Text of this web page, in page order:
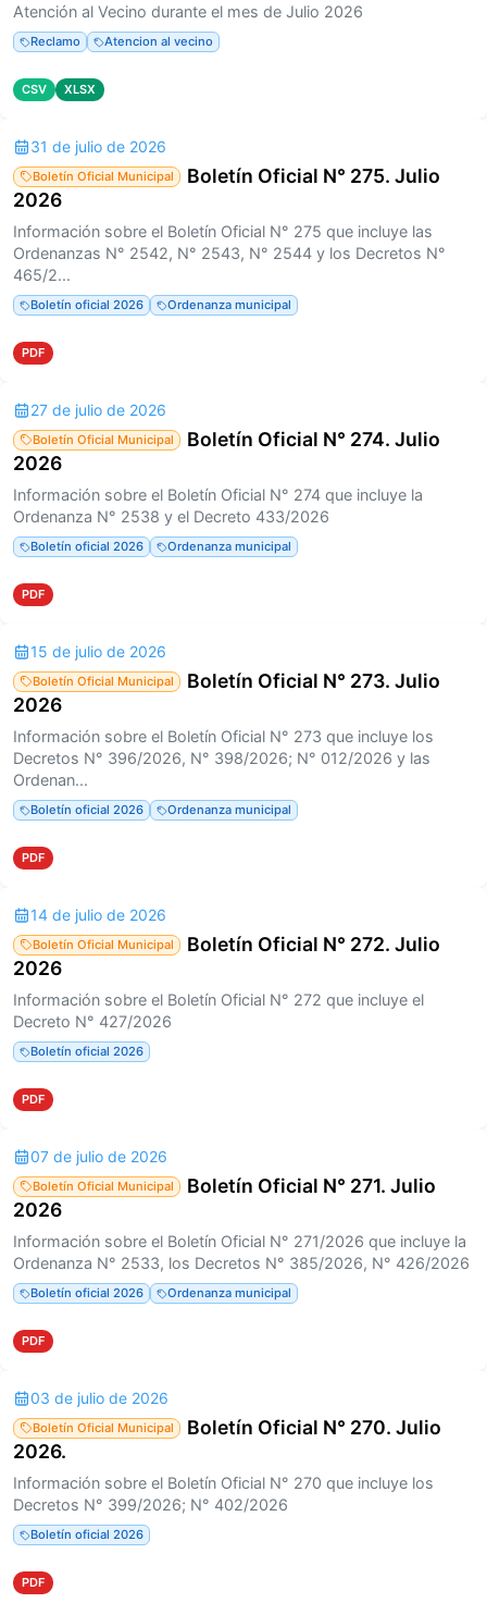
Atención al Vecino durante el mes de Julio 2026
Reclamo Atencion al vecino
CSV XLSX
31 de julio de 2026
Boletín Oficial Municipal
Boletín Oficial N° 275. Julio
2026
Información sobre el Boletín Oficial N° 275 que incluye las
Ordenanzas N° 2542, N° 2543, N° 2544 y los Decretos N°
465/2...
Boletín oficial 2026 Ordenanza municipal
PDF
27 de julio de 2026
Boletín Oficial Municipal
Boletín Oficial N° 274. Julio
2026
Información sobre el Boletín Oficial N° 274 que incluye la
Ordenanza N° 2538 y el Decreto 433/2026
Boletín oficial 2026 Ordenanza municipal
PDF
15 de julio de 2026
Boletín Oficial Municipal
Boletín Oficial N° 273. Julio
2026
Información sobre el Boletín Oficial N° 273 que incluye los
Decretos N° 396/2026, N° 398/2026; N° 012/2026 y las
Ordenan...
Boletín oficial 2026 Ordenanza municipal
PDF
14 de julio de 2026
Boletín Oficial Municipal
Boletín Oficial N° 272. Julio
2026
Información sobre el Boletín Oficial N° 272 que incluye el
Decreto N° 427/2026
Boletín oficial 2026
PDF
07 de julio de 2026
Boletín Oficial Municipal
Boletín Oficial N° 271. Julio
2026
Información sobre el Boletín Oficial N° 271/2026 que incluye la
Ordenanza N° 2533, los Decretos N° 385/2026, N° 426/2026
Boletín oficial 2026 Ordenanza municipal
PDF
03 de julio de 2026
Boletín Oficial Municipal
Boletín Oficial N° 270. Julio
2026.
Información sobre el Boletín Oficial N° 270 que incluye los
Decretos N° 399/2026; N° 402/2026
Boletín oficial 2026
PDF